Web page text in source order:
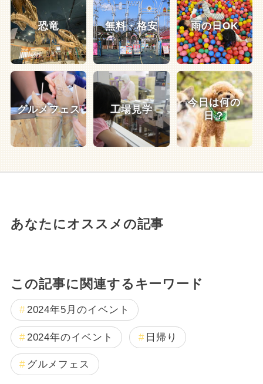
恐竜 無料・格安 雨の日OK
グルメフェス 工場見学
今日は何の
日？
あなたにオススメの記事
この記事に関連するキーワード
2024年5月のイベント
2024年のイベント 日帰り
グルメフェス